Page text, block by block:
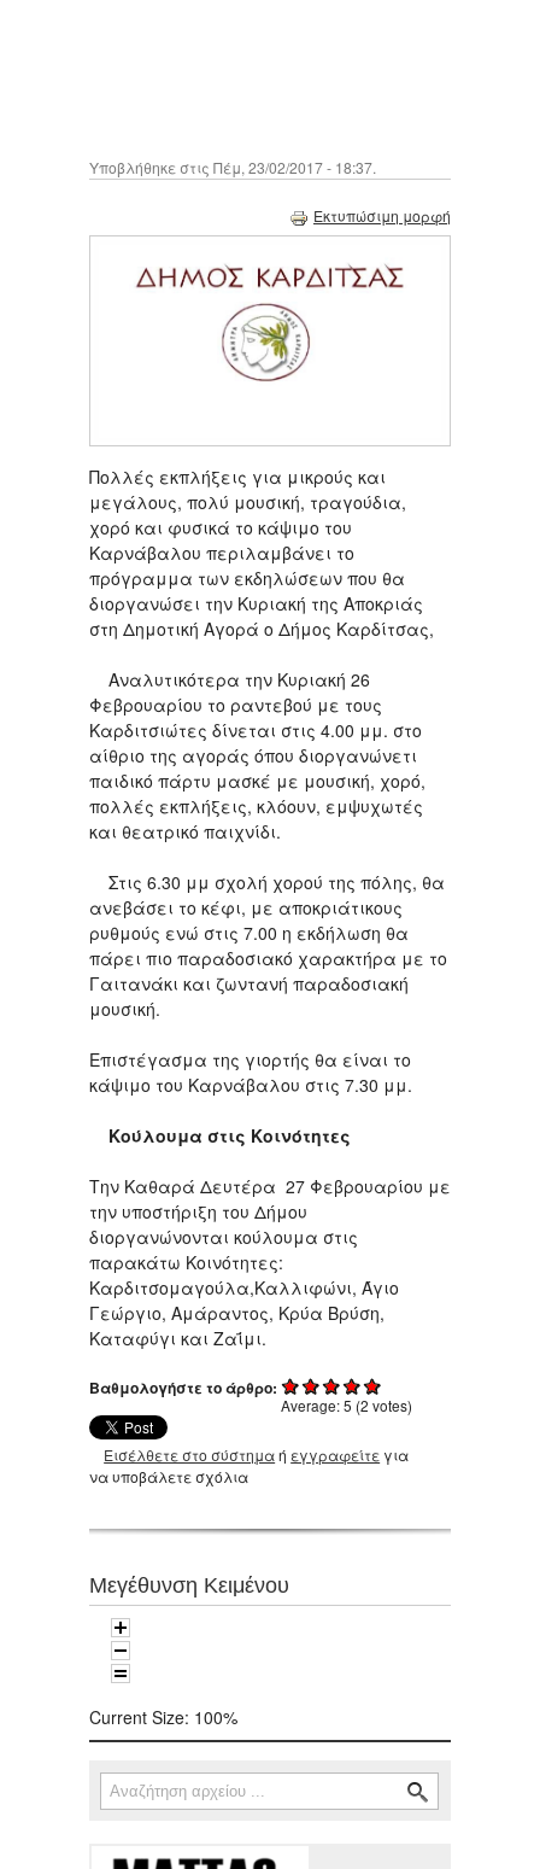
Υποβλήθηκε στις Πέμ, 23/02/2017 - 18:37.
Εκτυπώσιμη μορφή
Πολλές εκπλήξεις για μικρούς και
μεγάλους, πολύ μουσική, τραγούδια,
χορό και φυσικά το κάψιμο του
Καρνάβαλου περιλαμβάνει το
πρόγραμμα των εκδηλώσεων που θα
διοργανώσει την Κυριακή της Αποκριάς
στη Δημοτική Αγορά ο Δήμος Καρδίτσας,
Αναλυτικότερα την Κυριακή 26
Φεβρουαρίου το ραντεβού με τους
Καρδιτσιώτες δίνεται στις 4.00 μμ. στο
αίθριο της αγοράς όπου διοργανώνετι
παιδικό πάρτυ μασκέ με μουσική, χορό,
πολλές εκπλήξεις, κλόουν, εμψυχωτές
και θεατρικό παιχνίδι.
Στις 6.30 μμ σχολή χορού της πόλης, θα
ανεβάσει το κέφι, με αποκριάτικους
ρυθμούς ενώ στις 7.00 η εκδήλωση θα
πάρει πιο παραδοσιακό χαρακτήρα με το
Γαιτανάκι και ζωντανή παραδοσιακή
μουσική.
Επιστέγασμα της γιορτής θα είναι το
κάψιμο του Καρνάβαλου στις 7.30 μμ.
Κούλουμα στις Κοινότητες
Την Καθαρά Δευτέρα 27 Φεβρουαρίου με
την υποστήριξη του Δήμου
διοργανώνονται κούλουμα στις
παρακάτω Κοινότητες:
Καρδιτσομαγούλα,Καλλιφώνι, Άγιο
Γεώργιο, Αμάραντος, Κρύα Βρύση,
Καταφύγι και Ζαΐμι.
Βαθμολογήστε το άρθρο:
Average:5 (2 votes)
Εισέλθετε στο σύστημαή εγγραφείτε για
να υποβάλετε σχόλια
Μεγέθυνση Κειμένου
Current Size: 100%
Φόρμα αναζήτησης
Αναζήτηση